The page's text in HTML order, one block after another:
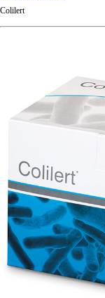
Colilert